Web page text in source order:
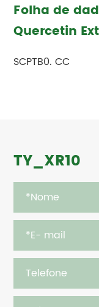
Folha de
Quercetin
SCPTB0. CC
TY_XR10